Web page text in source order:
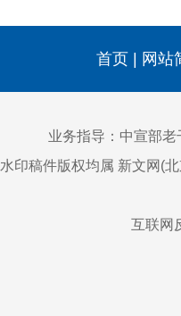
首页 网站
业务指导：中宣部
水印稿件版权均属 新文网(
互联网